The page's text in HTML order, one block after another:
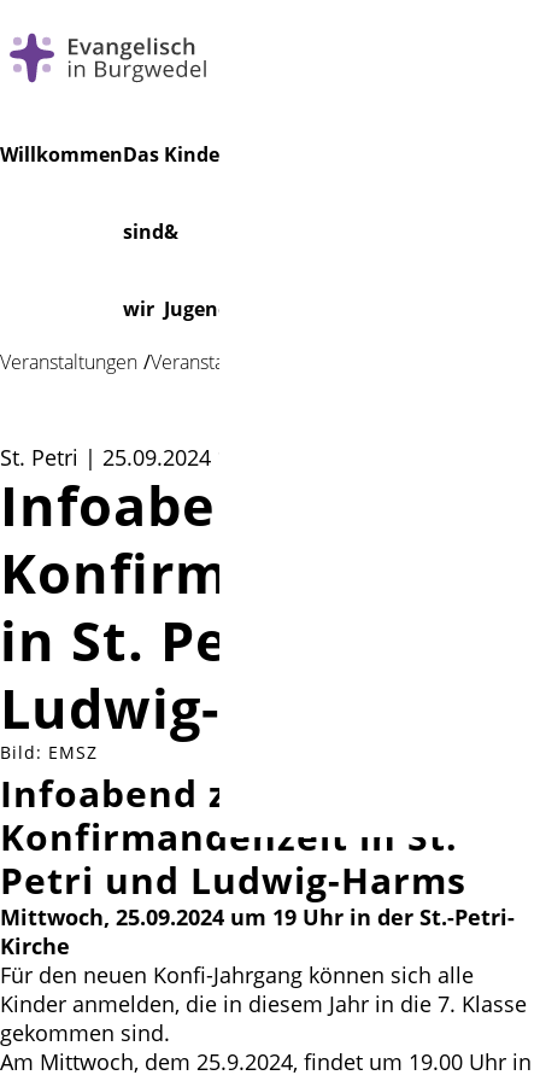
überspringen
WillkommenDas
sind
wir
Kinder
&
Jugend
Veranstaltungen Veranstaltung
St. Petri | 25.09.2024 19:00
Infoabend
Konfirmandenzeit
in St. Petri und
Ludwig-Harms
Bild: EMSZ
Infoabend zur
Konfirmandenzeit in St.
Petri und Ludwig-Harms
Mittwoch, 25.09.2024 um 19 Uhr in der St.-Petri-
Kirche
Für den neuen Konfi-Jahrgang können sich alle
Kinder anmelden, die in diesem Jahr in die 7. Klasse
gekommen sind.
Am Mittwoch, dem 25.9.2024, findet um 19.00 Uhr in